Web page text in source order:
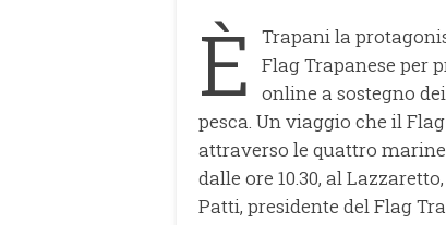
È
Trapani la
Flag Trapanese per
online a sostegno
pesca. Un viaggio che il
attraverso le quattro
dalle ore 10.30, al
Patti, presidente del Flag